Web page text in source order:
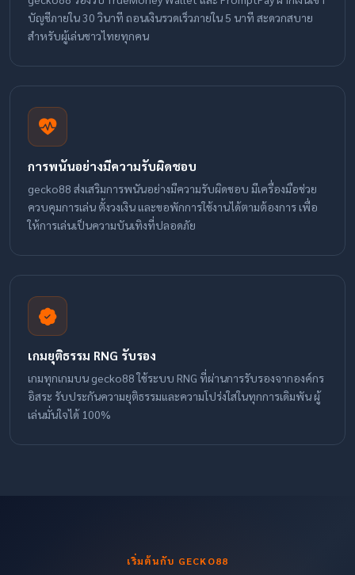
บัญชีภายใน 30 วินาที ถอนเงินรวดเร็วภายใน 5 นาที สะดวกสบาย
สำหรับผู้เล่นชาวไทยทุกคน
การพนันอย่างมีความรับผิดชอบ
gecko88 ส่งเสริมการพนันอย่างมีความรับผิดชอบ มีเครื่องมือช่วย
ควบคุมการเล่น ตั้งวงเงิน และขอพักการใช้งานได้ตามต้องการ เพื่อ
ให้การเล่นเป็นความบันเทิงที่ปลอดภัย
เกมยุติธรรม RNG รับรอง
เกมทุกเกมบน gecko88 ใช้ระบบ RNG ที่ผ่านการรับรองจากองค์กร
อิสระ รับประกันความยุติธรรมและความโปร่งใสในทุกการเดิมพัน ผู้
เล่นมั่นใจได้ 100%
เริ่มต้นกับ GECKO88